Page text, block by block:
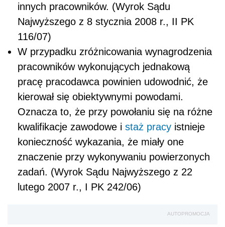
innych pracowników. (Wyrok Sądu
Najwyższego z 8 stycznia 2008 r., II PK
116/07)
W przypadku zróżnicowania wynagrodzenia
pracowników wykonujących jednakową
pracę pracodawca powinien udowodnić, że
kierował się obiektywnymi powodami.
Oznacza to, że przy powołaniu się na różne
kwalifikacje zawodowe i staż pracy istnieje
konieczność wykazania, że miały one
znaczenie przy wykonywaniu powierzonych
zadań. (Wyrok Sądu Najwyższego z 22
lutego 2007 r., I PK 242/06)
AUTOPROMOCJA